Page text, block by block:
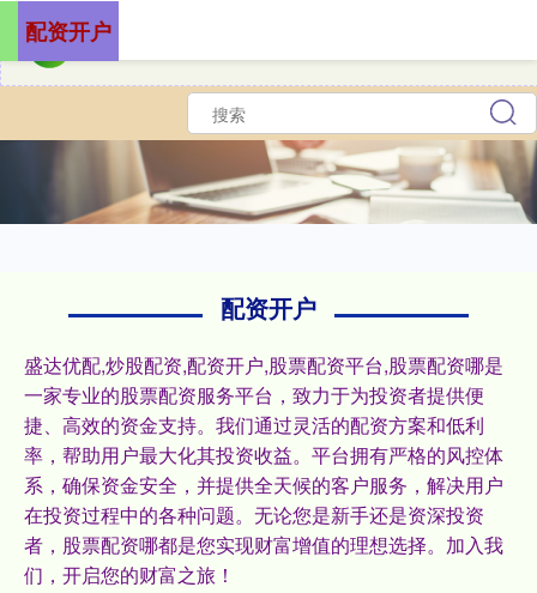
配资开户
盛达优配,炒股配资,配资开户,股票配资平台,股票配资哪是
一家专业的股票配资服务平台，致力于为投资者提供便
捷、高效的资金支持。我们通过灵活的配资方案和低利
率，帮助用户最大化其投资收益。平台拥有严格的风控体
系，确保资金安全，并提供全天候的客户服务，解决用户
在投资过程中的各种问题。无论您是新手还是资深投资
者，股票配资哪都是您实现财富增值的理想选择。加入我
们，开启您的财富之旅！
配资开户